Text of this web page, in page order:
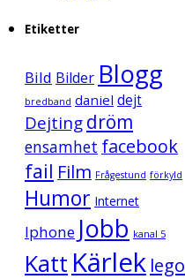
Etiketter
Bild Bilder Blogg
bredband daniel dejt
Dejtingdröm
ensamhet facebook
fail Film Frågestund förkyld
Humor Internet
Iphone Jobb kanal 5
Katt Kärlek lego